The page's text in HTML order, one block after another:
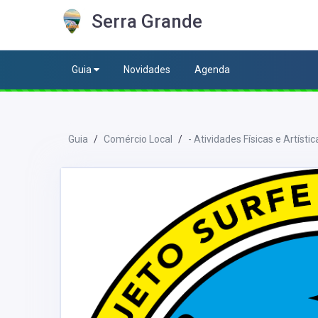
Serra Grande
Guia Novidades Agenda
Guia Comércio Local - Atividades Físicas e